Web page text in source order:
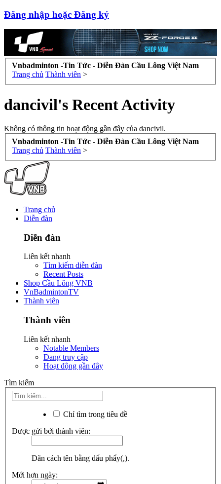
Đăng nhập hoặc Đăng ký
Vnbadminton -Tin Tức - Diễn Đàn Cầu Lông Việt Nam
Trang chủ Thành viên >
dancivil's Recent Activity
Không có thông tin hoạt động gần đây của dancivil.
Vnbadminton -Tin Tức - Diễn Đàn Cầu Lông Việt Nam
Trang chủ Thành viên >
Trang chủ
Diễn đàn
Diễn đàn
Liên kết nhanh
Tìm kiếm diễn đàn
Recent Posts
Shop Cầu Lông VNB
VnBadmintonTV
Thành viên
Thành viên
Liên kết nhanh
Notable Members
Đang truy cập
Hoạt động gần đây
Tìm kiếm
Chỉ tìm trong tiêu đề
Được gửi bởi thành viên:
Dãn cách tên bằng dấu phẩy(,).
Mới hơn ngày: